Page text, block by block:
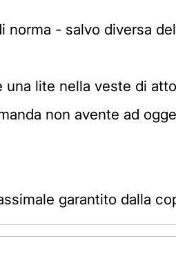
- salvo diversa
lite nella veste di
non avente ad
garantito dalla